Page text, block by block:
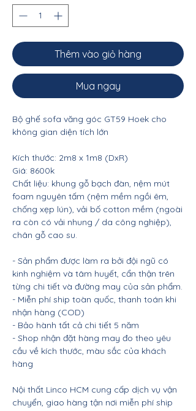
Thêm vào giỏ hàng
Mua ngay
Bộ ghế sofa văng góc GT59 Hoek cho
không gian diện tích lớn
Kích thước: 2m8 x 1m8 (DxR)
Giá: 8600k
Chất liệu: khung gỗ bạch đàn, nệm mút
foam nguyên tấm (nệm mềm ngồi êm,
chống xẹp lún), vải bố cotton mềm (ngoài
ra còn có vải nhung / da công nghiệp),
chân gỗ cao su.
- Sản phẩm được làm ra bởi đội ngũ có
kinh nghiệm và tâm huyết, cẩn thận trên
từng chi tiết và đường may của sản phẩm.
- Miễn phí ship toàn quốc, thanh toán khi
nhận hàng (COD)
- Bảo hành tất cả chi tiết 5 năm
- Shop nhận đặt hàng may đo theo yêu
cầu về kích thước, màu sắc của khách
hàng
Nội thất Linco HCM cung cấp dịch vụ vận
chuyển, giao hàng tận nơi miễn phí ship